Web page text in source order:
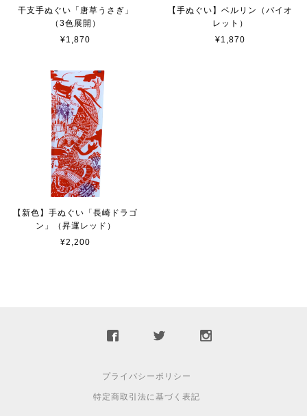
干支手ぬぐい「唐草うさぎ」
（3色展開）
¥1,870
【手ぬぐい】ベルリン（バイオ
レット）
¥1,870
【新色】手ぬぐい「長崎ドラゴ
ン」（昇運レッド）
¥2,200
プライバシーポリシー
特定商取引法に基づく表記